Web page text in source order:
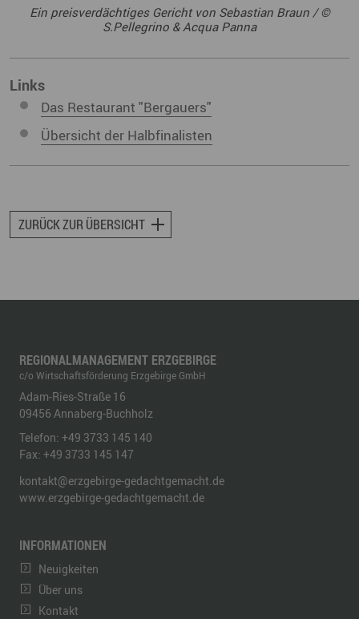
Ein preisverdächtiges Gericht von Sebastian Braun / ©
S.Pellegrino & Acqua Panna
Links
Das Restaurant "Bergauers"
Übersicht der Halbfinalisten
ZURÜCK ZUR ÜBERSICHT
REGIONALMANAGEMENT ERZGEBIRGE
c/o Wirtschaftsförderung Erzgebirge GmbH
Adam-Ries-Straße 16
09456 Annaberg-Buchholz
Telefon: +49 3733 145 140
Fax: +49 3733 145 147
kontakt@erzgebirge-gedachtgemacht.de
www.erzgebirge-gedachtgemacht.de
INFORMATIONEN
Neuigkeiten
Über uns
Kontakt